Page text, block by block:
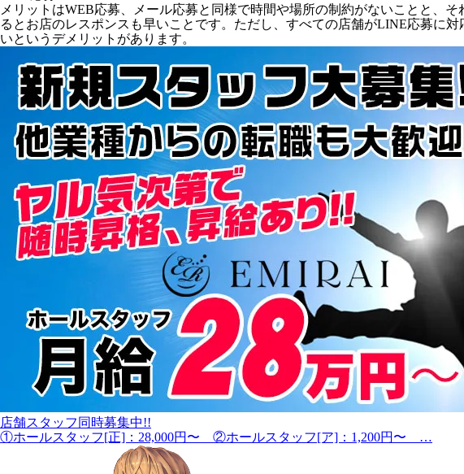
メリットはWEB応募、メール応募と同様で時間や場所の制約がないことと、そ
るとお店のレスポンスも早いことです。ただし、すべての店舗がLINE応募に対
いというデメリットがあります。
店舗スタッフ同時募集中!!
①ホールスタッフ[正]：28,000円〜 ②ホールスタッフ[ア]：1,200円〜 …